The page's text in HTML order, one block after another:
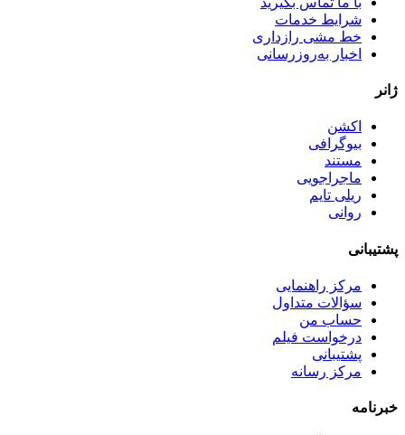
شرایط خدمات
خط مشی رازداری
اخبار به‌روزرسانی
ژانر
اکشن
بیوگرافی
مستند
ماجراجویی
ریلی تایم
روانی
پشتیبانی
مرکز راهنمایی
سؤالات متداول
حساب من
درخواست فیلم
پشتیبانی
مرکز رسانه
خبرنامه